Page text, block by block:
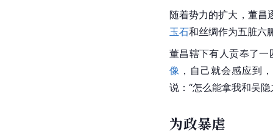
随着势力的扩大，董昌
玉石和丝绸作为五脏六
董昌辖下有人贡奉了
像 ，自己就会感应到
说：“怎么能拿我和吴
为政暴虐